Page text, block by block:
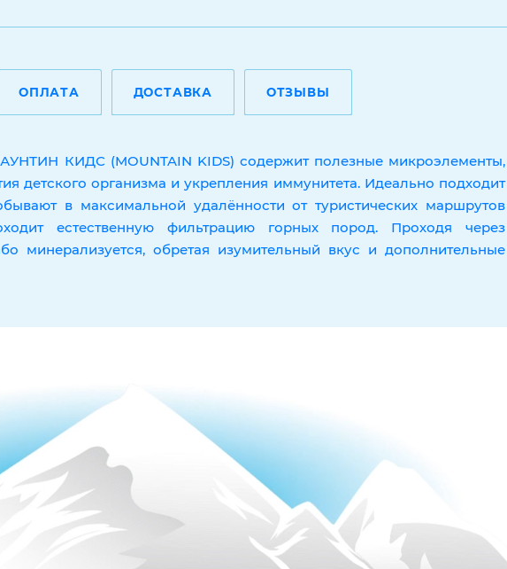
ОПЛАТА ДОСТАВКА ОТЗЫВЫ
КИДС (MOUNTAIN KIDS) содержит полезные микроэлементы,
детского организма и укрепления иммунитета. Идеально подходит
в максимальной удалённости от туристических маршрутов
естественную фильтрацию горных пород. Проходя через
минерализуется, обретая изумительный вкус и дополнительные